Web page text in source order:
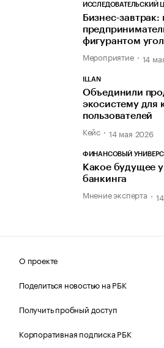
ИССЛЕДОВАТЕЛЬСКИЙ
Бизнес-завтрак:
фигурантом
Мероприятие 14
ILLAN
Объединили
экосистему для
пользователей
Кейс 14 мая 2026
ФИНАНСОВЫЙ
Какое будущее
банкинга
Мнение эксперта
О проекте
Поделиться новостью на РБК
Получить пробный доступ
Корпоративная подписка РБК